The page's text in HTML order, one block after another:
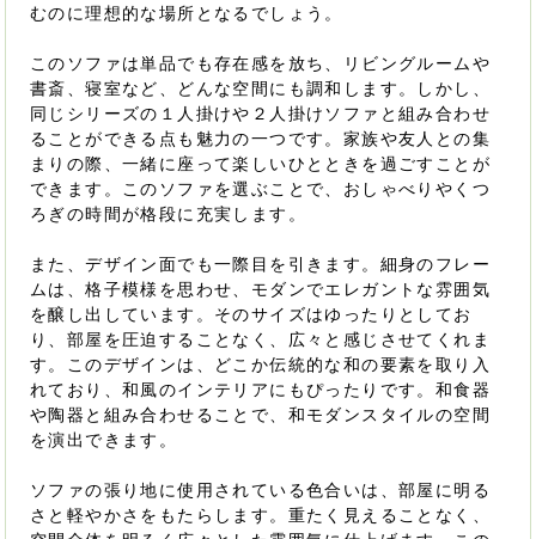
むのに理想的な場所となるでしょう。
このソファは単品でも存在感を放ち、リビングルームや
書斎、寝室など、どんな空間にも調和します。しかし、
同じシリーズの１人掛けや２人掛けソファと組み合わせ
ることができる点も魅力の一つです。家族や友人との集
まりの際、一緒に座って楽しいひとときを過ごすことが
できます。このソファを選ぶことで、おしゃべりやくつ
ろぎの時間が格段に充実します。
また、デザイン面でも一際目を引きます。細身のフレー
ムは、格子模様を思わせ、モダンでエレガントな雰囲気
を醸し出しています。そのサイズはゆったりとしてお
り、部屋を圧迫することなく、広々と感じさせてくれま
す。このデザインは、どこか伝統的な和の要素を取り入
れており、和風のインテリアにもぴったりです。和食器
や陶器と組み合わせることで、和モダンスタイルの空間
を演出できます。
ソファの張り地に使用されている色合いは、部屋に明る
さと軽やかさをもたらします。重たく見えることなく、